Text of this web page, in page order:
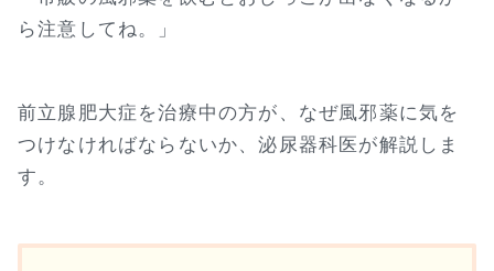
ら注意してね。」
前立腺肥大症を治療中の方が、なぜ風邪薬に気を
つけなければならないか、泌尿器科医が解説しま
す。